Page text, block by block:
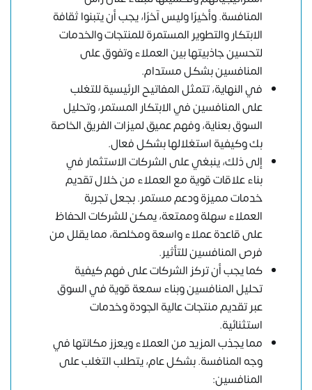
المنافسة. وأخيرًا وليس آخرًا، يجب أن يتبنوا ثقافة
الابتكار والتطوير المستمرة للمنتجات والخدمات
لتحسين جاذبيتها بين العملاء وتفوق على
المنافسين بشكل مستدام.
في النهاية، تتمثل المفاتيح الرئيسية للتغلب
على المنافسين في الابتكار المستمر، وتحليل
السوق بعناية، وفهم عميق لميزات الفريق الخاصة
بك وكيفية استغلالها بشكل فعال.
إلى ذلك، ينبغي على الشركات الاستثمار في
بناء علاقات قوية مع العملاء من خلال تقديم
خدمات مميزة ودعم مستمر. بجعل تجربة
العملاء سهلة وممتعة، يمكن للشركات الحفاظ
على قاعدة عملاء واسعة ومخلصة، مما يقلل من
فرص المنافسين للتأثير.
كما يجب أن تركز الشركات على فهم كيفية
تحليل المنافسين وبناء سمعة قوية في السوق
عبر تقديم منتجات عالية الجودة وخدمات
استثنائية.
مما يجذب المزيد من العملاء ويعزز مكانتها في
وجه المنافسة. بشكل عام، يتطلب التغلب على
المنافسين: